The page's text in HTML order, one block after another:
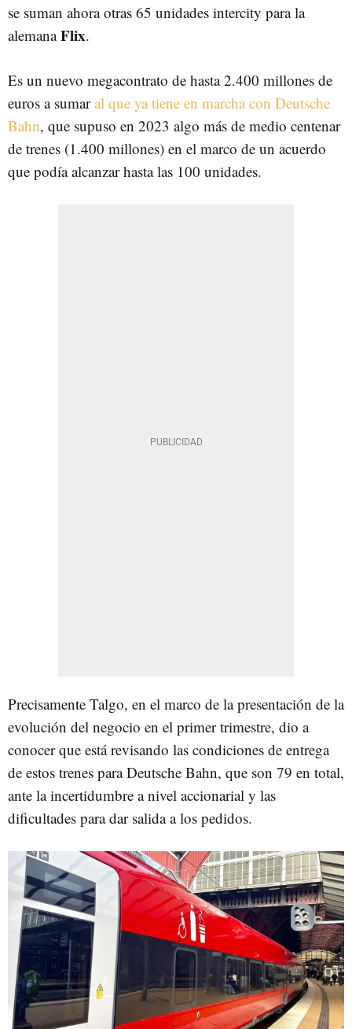
se suman ahora otras 65 unidades intercity para la
alemanaFlix.
Es un nuevo megacontrato de hasta 2.400 millones de
euros a sumaral que ya tiene en marcha con Deutsche
Bahn, que supuso en 2023 algo más de medio centenar
de trenes (1.400 millones) en el marco de un acuerdo
que podía alcanzar hasta las 100 unidades.
Precisamente Talgo, en el marco de la presentación de la
evolución del negocio en el primer trimestre, dio a
conocer que está revisando las condiciones de entrega
de estos trenes para Deutsche Bahn, que son 79 en total,
ante la incertidumbre a nivel accionarial y las
dificultades para dar salida a los pedidos.